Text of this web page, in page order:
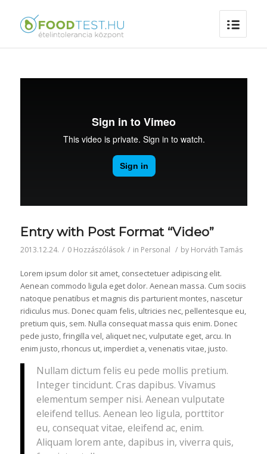
Entry with Post Format “Video”
2013.12.24. / 0 Hozzászólások / in Personal / by Horváth Tamás
Lorem ipsum dolor sit amet, consectetuer adipiscing elit.
Aenean commodo ligula eget dolor. Aenean massa. Cum sociis
natoque penatibus et magnis dis parturient montes, nascetur
ridiculus mus. Donec quam felis, ultricies nec, pellentesque eu,
pretium quis, sem. Nulla consequat massa quis enim. Donec
pede justo, fringilla vel, aliquet nec, vulputate eget, arcu. In
enim justo, rhoncus ut, imperdiet a, venenatis vitae, justo.
Nullam dictum felis eu pede mollis pretium.
Integer tincidunt. Cras dapibus. Vivamus
elementum semper nisi. Aenean vulputate
eleifend tellus. Aenean leo ligula, porttitor
eu, consequat vitae, eleifend ac, enim.
Aliquam lorem ante, dapibus in, viverra quis,